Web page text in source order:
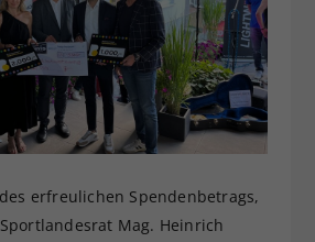
erfreulichen Spendenbetrags,
Mag. Heinrich